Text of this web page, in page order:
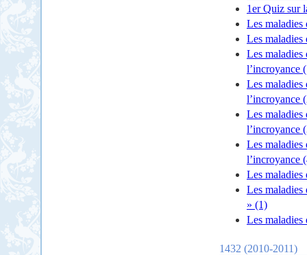
1er Quiz sur
Les
Les
Les maladies
l’incroyance
Les maladies
l’incroyance
Les maladies
l’incroyance
Les maladies
l’incroyance
Les maladies
Les maladies
» (1)
Les
1432 (2010-2011)